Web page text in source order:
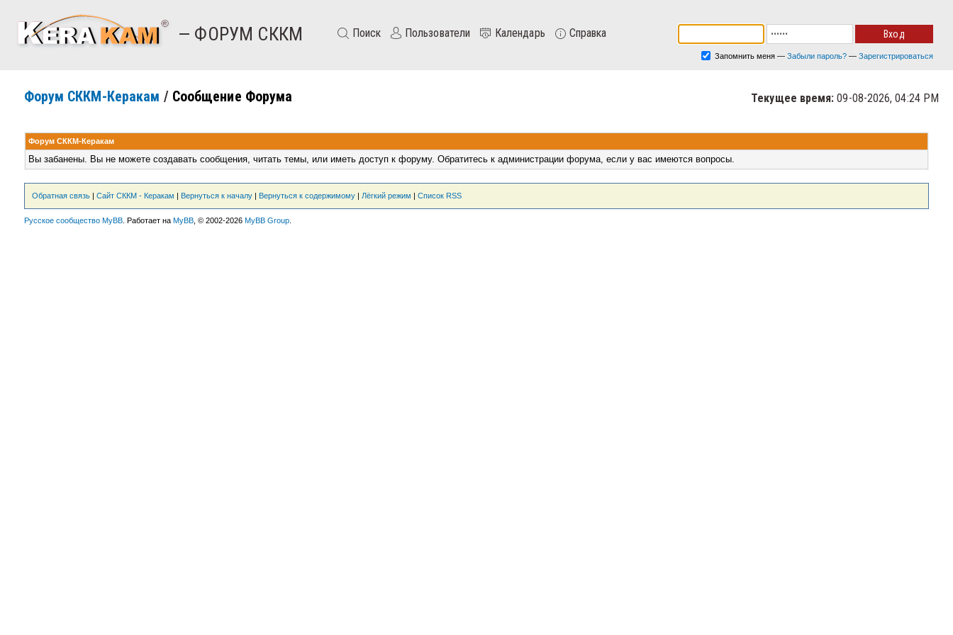
— ФОРУМ СККМ Поиск Пользователи Календарь Справка
Запомнить меня — Забыли пароль? — Зарегистрироваться
Текущее время: 09-08-2026, 04:24 PM
Форум СККМ-Керакам / Сообщение Форума
Форум СККМ-Керакам
Вы забанены. Вы не можете создавать сообщения, читать темы, или иметь доступ к форуму. Обратитесь к администрации форума, если у вас имеются вопросы.
Обратная связь| Сайт СККМ - Керакам | Вернуться к началу| Вернуться к содержимому| Лёгкий режим | Список RSS
Русское сообщество MyBB. Работает на MyBB, © 2002-2026 MyBB Group.